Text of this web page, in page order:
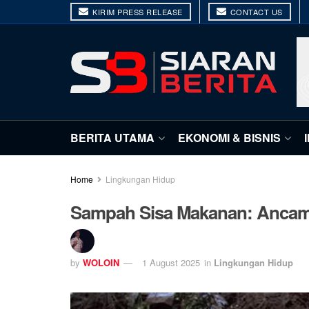
KIRIM PRESS RELEASE CONTACT US
BERITA UTAMA EKONOMI & BISNIS
Home Lingkungan Hidup
Sampah Sisa Makanan:
by WOLOIN 1 August 2025 in Lingkungan Hidup